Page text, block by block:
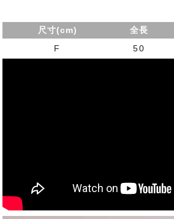
尺寸(cm) 全長
F
50